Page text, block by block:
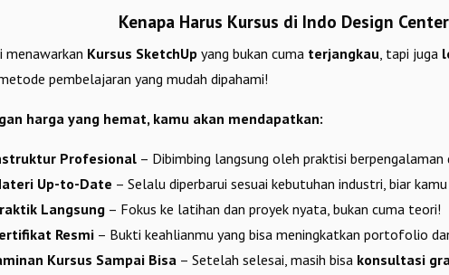
Kenapa Harus Kursus di Indo Design
menawarkan Kursus SketchUpyang bukan cuma terjangkau, tapi juga
pembelajaran yang mudah dipahami!
harga yang hemat, kamu akan mendapatkan:
Profesional– Dibimbing langsung oleh praktisi berpengalaman
Up-to-Date – Selalu diperbarui sesuai kebutuhan industri, biar
Langsung– Fokus ke latihan dan proyek nyata, bukan cuma teori!
Resmi– Bukti keahlianmu yang bisa meningkatkan portofolio
Kursus Sampai Bisa– Setelah selesai, masih bisa konsultasi